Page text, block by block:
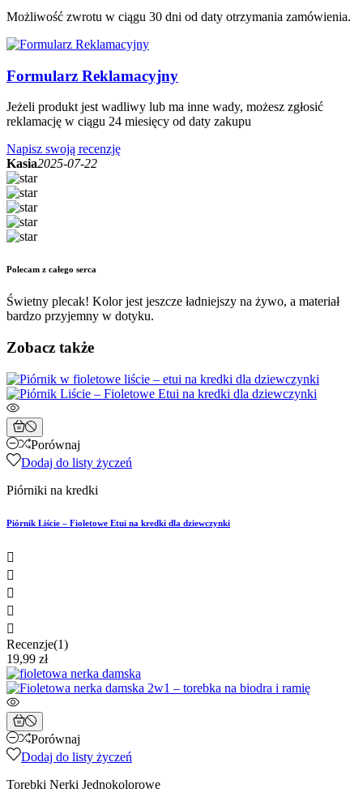
Możliwość zwrotu w ciągu 30 dni od daty otrzymania zamówienia.
Formularz Reklamacyjny
Jeżeli produkt jest wadliwy lub ma inne wady, możesz zgłosić
reklamację w ciągu 24 miesięcy od daty zakupu
Napisz swoją recenzję
Kasia2025-07-22
Polecam z całego serca
Świetny plecak! Kolor jest jeszcze ładniejszy na żywo, a materiał
bardzo przyjemny w dotyku.
Zobacz także
Porównaj
Dodaj do listy życzeń
Piórniki na kredki
Piórnik Liście – Fioletowe Etui na kredki dla dziewczynki





Recenzje(1)
19,99 zł
Porównaj
Dodaj do listy życzeń
Torebki Nerki Jednokolorowe